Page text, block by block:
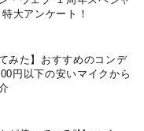
大アンケート！
みた】おすすめのコンデ
円以下の安いマイクから